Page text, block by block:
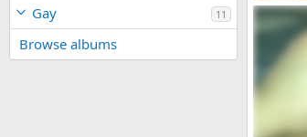
Gay 11
Browse albums
oh WoW
1